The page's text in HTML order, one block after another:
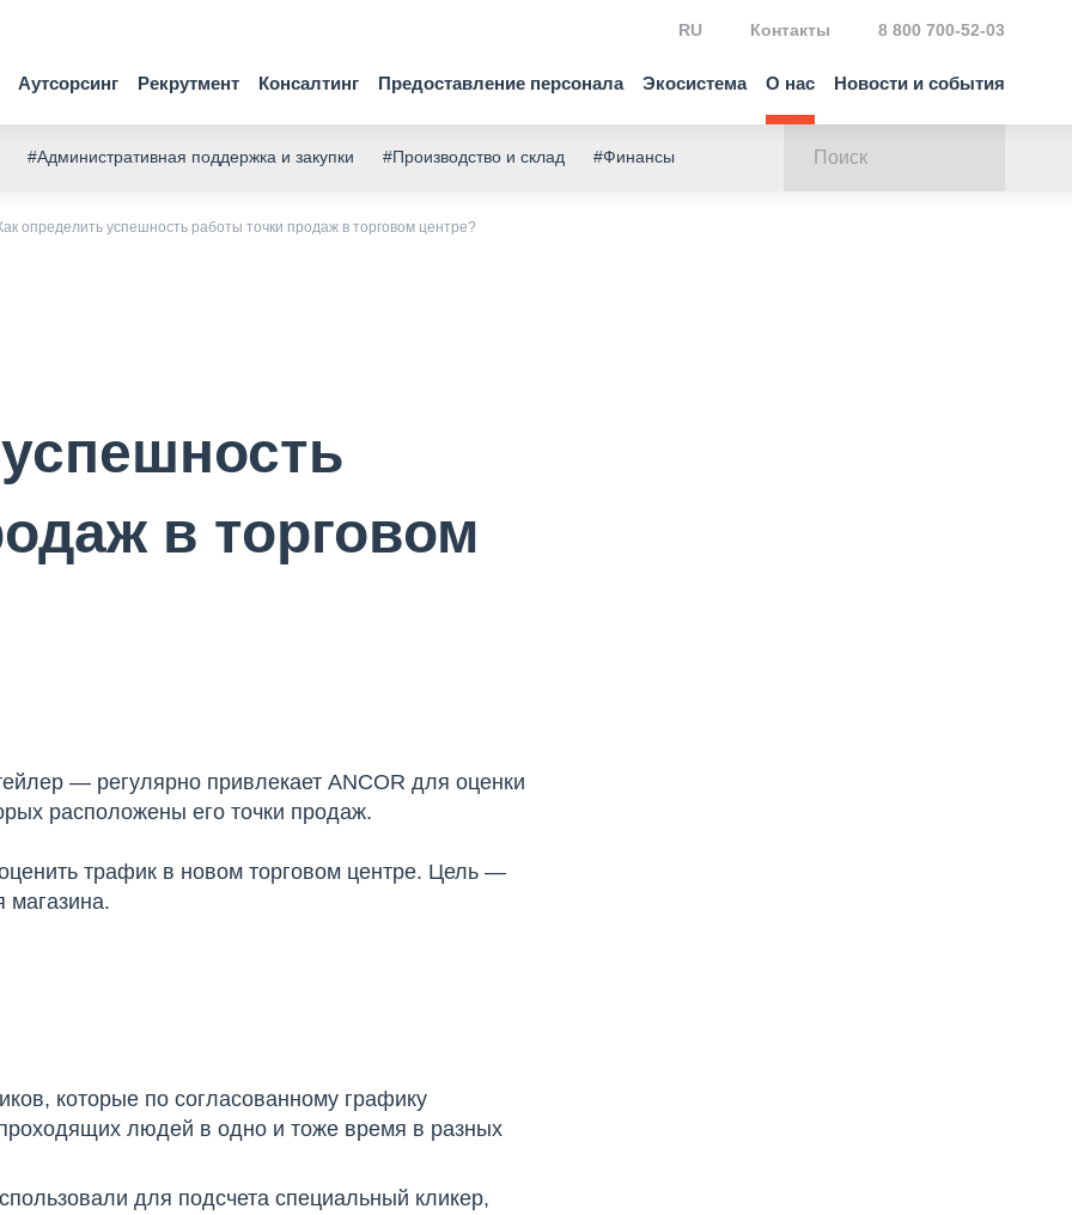
Аутсорсинг Рекрутмент Консалтинг Предоставление персонала Экосистема О нас Новости и события
RU Контакты 8 800 700-52-03
#Административная поддержка и закупки #Производство и склад #Финансы
определить успешность работы точки продаж в торговом центре?
в торговом
— регулярно привлекает ANCOR для оценки
расположены его точки продаж.
трафик в новом торговом центре. Цель —
магазина.
которые по согласованному графику
людей в одно и тоже время в разных
для подсчета специальный кликер,